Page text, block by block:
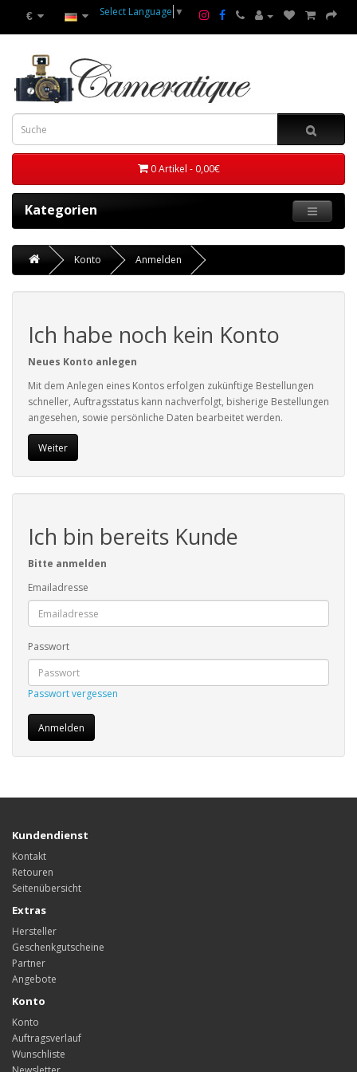
€ Select Language ▼
0 Artikel - 0,00€
Kategorien
Konto Anmelden
Ich habe noch kein Konto
Neues Konto anlegen
Mit dem Anlegen eines Kontos erfolgen zukünftige Bestellungen
schneller, Auftragsstatus kann nachverfolgt, bisherige Bestellungen
angesehen, sowie persönliche Daten bearbeitet werden.
Weiter
Ich bin bereits Kunde
Bitte anmelden
Emailadresse
Passwort
Passwort vergessen
Kundendienst
Kontakt
Retouren
Seitenübersicht
Extras
Hersteller
Geschenkgutscheine
Partner
Angebote
Konto
Konto
Auftragsverlauf
Wunschliste